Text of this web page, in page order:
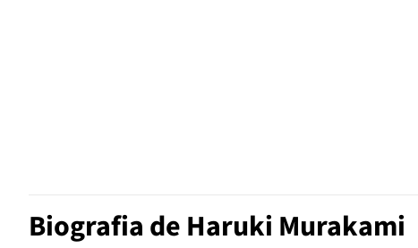
Biografia de Haruki Murakami